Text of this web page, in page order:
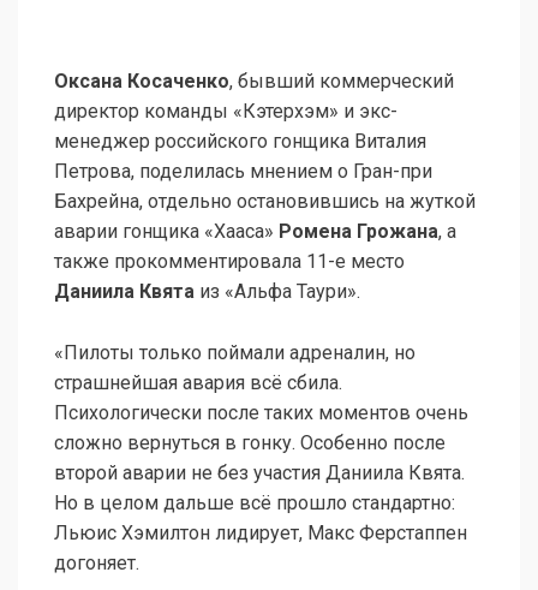
Оксана Косаченко, бывший коммерческий
директор команды «Кэтерхэм» и экс-
менеджер российского гонщика Виталия
Петрова, поделилась мнением о Гран-при
Бахрейна, отдельно остановившись на жуткой
аварии гонщика «Хааса» Ромена Грожана, а
также прокомментировала 11-е место
Даниила Квята из «Альфа Таури».
«Пилоты только поймали адреналин, но
страшнейшая авария всё сбила.
Психологически после таких моментов очень
сложно вернуться в гонку. Особенно после
второй аварии не без участия Даниила Квята.
Но в целом дальше всё прошло стандартно:
Льюис Хэмилтон лидирует, Макс Ферстаппен
догоняет.